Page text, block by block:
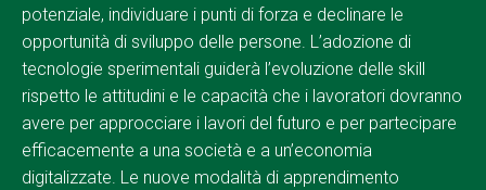
potenziale, individuare i punti di forza e declinare le
opportunità di sviluppo delle persone. L’adozione di
tecnologie sperimentali guiderà l’evoluzione delle skill
rispetto le attitudini e le capacità che i lavoratori dovranno
avere per approcciare i lavori del futuro e per partecipare
efficacemente a una società e a un’economia
digitalizzate. Le nuove modalità di apprendimento